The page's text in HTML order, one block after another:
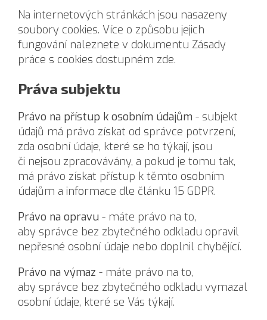
Na internetových stránkách jsou nasazeny
soubory cookies. Více o způsobu jejich
fungování naleznete v dokumentu Zásady
práce s cookies dostupném zde.
Práva subjektu
Právo na přístup k osobním údajům - subjekt
údajů má právo získat od správce potvrzení,
zda osobní údaje, které se ho týkají, jsou
či nejsou zpracovávány, a pokud je tomu tak,
má právo získat přístup k těmto osobním
údajům a informace dle článku 15 GDPR.
Právo na opravu - máte právo na to,
aby správce bez zbytečného odkladu opravil
nepřesné osobní údaje nebo doplnil chybějící.
Právo na výmaz - máte právo na to,
aby správce bez zbytečného odkladu vymazal
osobní údaje, které se Vás týkají.